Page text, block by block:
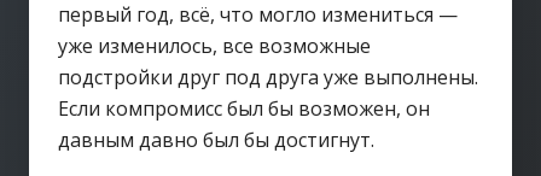
первый год, всё, что могло измениться —
уже изменилось, все возможные
подстройки друг под друга уже выполнены.
Если компромисс был бы возможен, он
давным давно был бы достигнут.